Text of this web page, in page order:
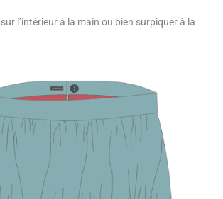
l’intérieur à la main ou bien surpiquer à la